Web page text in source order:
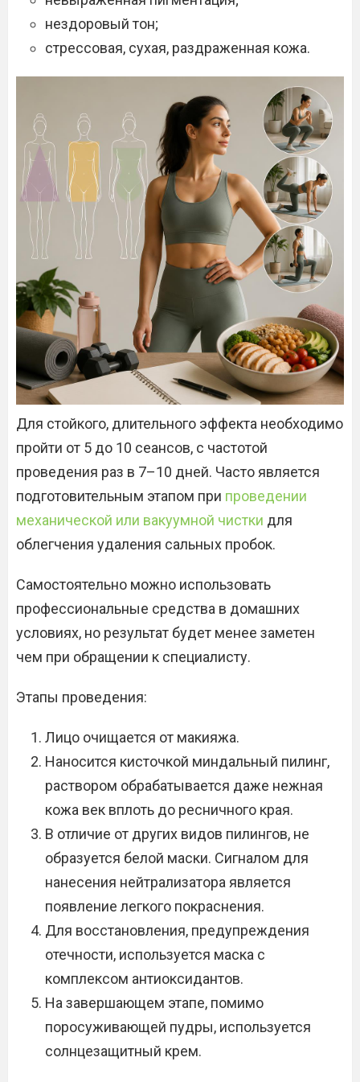
нездоровый тон;
стрессовая, сухая, раздраженная кожа.
Для стойкого, длительного эффекта необходимо
пройти от 5 до 10 сеансов, с частотой
проведения раз в 7–10 дней. Часто является
подготовительным этапом при проведении
механической или вакуумной чистки для
облегчения удаления сальных пробок.
Самостоятельно можно использовать
профессиональные средства в домашних
условиях, но результат будет менее заметен
чем при обращении к специалисту.
Этапы проведения:
Лицо очищается от макияжа.
Наносится кисточкой миндальный пилинг,
раствором обрабатывается даже нежная
кожа век вплоть до ресничного края.
В отличие от других видов пилингов, не
образуется белой маски. Сигналом для
нанесения нейтрализатора является
появление легкого покраснения.
Для восстановления, предупреждения
отечности, используется маска с
комплексом антиоксидантов.
На завершающем этапе, помимо
поросуживающей пудры, используется
солнцезащитный крем.